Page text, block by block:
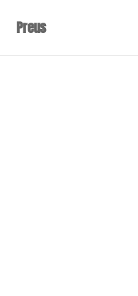
Preus